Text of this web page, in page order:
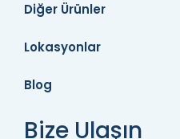
Diğer Ürünler
Lokasyonlar
Bize Ulaşın
Blog